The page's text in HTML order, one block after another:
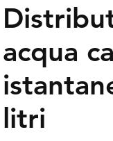
acqua
litri